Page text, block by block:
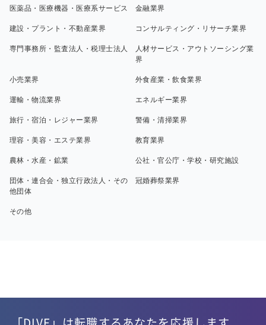
医薬品・医療機器・医療系サービス 金融業界
建設・プラント・不動産業界 コンサルティング・リサーチ業界
専門事務所・監査法人・税理士法人
人材サービス・アウトソーシング業
界
小売業界 外食産業・飲食業界
運輸・物流業界 エネルギー業界
旅行・宿泊・レジャー業界 警備・清掃業界
理容・美容・エステ業界 教育業界
農林・水産・鉱業 公社・官公庁・学校・研究施設
団体・連合会・独立行政法人・その
他団体
冠婚葬祭業界
その他